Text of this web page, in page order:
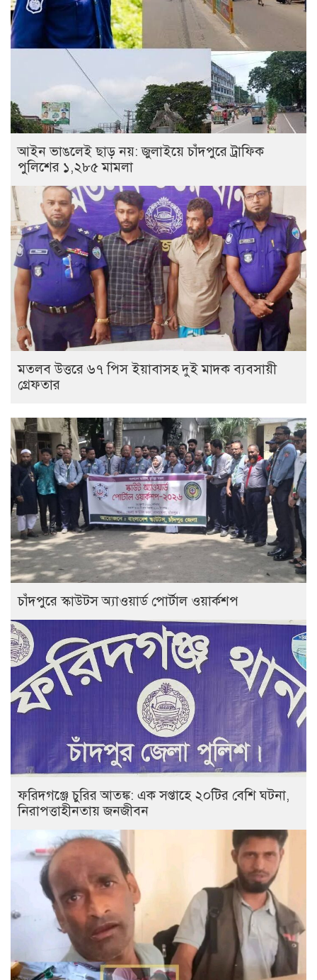
আইন ভাঙলেই ছাড় নয়: জুলাইয়ে চাঁদপুরে ট্রাফিক
পুলিশের ১,২৮৫ মামলা
মতলব উত্তরে ৬৭ পিস ইয়াবাসহ দুই মাদক ব্যবসায়ী
গ্রেফতার
চাঁদপুরে স্কাউটস অ্যাওয়ার্ড পোর্টাল ওয়ার্কশপ
ফরিদগঞ্জে চুরির আতঙ্ক: এক সপ্তাহে ২০টির বেশি ঘটনা,
নিরাপত্তাহীনতায় জনজীবন